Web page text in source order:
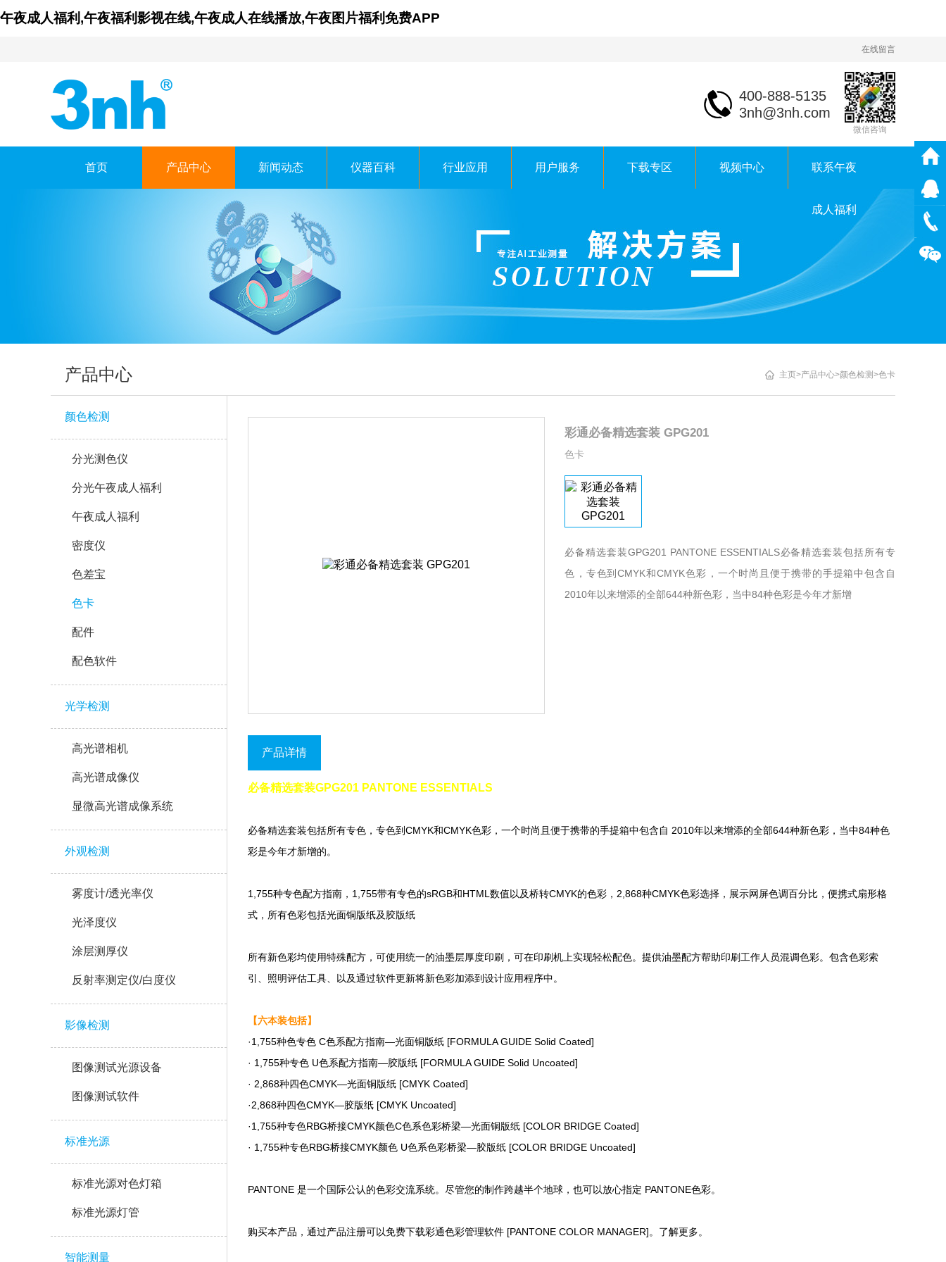
午夜成人福利,午夜福利影视在线,午夜成人在线播放,午夜图片福利免费APP
在线留言
广东午夜福利影视在线时科技有限公司
GUANGDONG THREENH TECHNOLOGY CO.，LTD.
微信咨询
400-888-5135
3nh@3nh.com
首页 产品中心 新闻动态 仪器百科 行业应用 用户服务 下载专区 视频中心 联系午夜
成人福利
产品中心
颜色检测
分光测色仪
分光午夜成人福利
午夜成人福利
密度仪
色差宝
色卡
配件
配色软件
光学检测
高光谱相机
高光谱成像仪
显微高光谱成像系统
外观检测
雾度计/透光率仪
光泽度仪
涂层测厚仪
反射率测定仪/白度仪
影像检测
图像测试光源设备
图像测试软件
标准光源
标准光源对色灯箱
标准光源灯管
智能测量
主页>产品中心>颜色检测 >色卡
彩通必备精选套装 GPG201
色卡
必备精选套装GPG201 PANTONE ESSENTIALS必备精选套装包括所有专
色，专色到CMYK和CMYK色彩，一个时尚且便于携带的手提箱中包含自
2010年以来增添的全部644种新色彩，当中84种色彩是今年才新增
产品详情
必备精选套装GPG201 PANTONE ESSENTIALS
必备精选套装包括所有专色，专色到CMYK和CMYK色彩，一个时尚且便于携带的手提箱中包含自 2010年以来增添的全部644种新色彩，当中84种色
彩是今年才新增的。
1,755种专色配方指南，1,755带有专色的sRGB和HTML数值以及桥转CMYK的色彩，2,868种CMYK色彩选择，展示网屏色调百分比，便携式扇形格
式，所有色彩包括光面铜版纸及胶版纸
所有新色彩均使用特殊配方，可使用统一的油墨层厚度印刷，可在印刷机上实现轻松配色。提供油墨配方帮助印刷工作人员混调色彩。包含色彩索
引、照明评估工具、以及通过软件更新将新色彩加添到设计应用程序中。
【六本装包括】
·1,755种色专色 C色系配方指南—光面铜版纸 [FORMULA GUIDE Solid Coated]
· 1,755种专色 U色系配方指南—胶版纸 [FORMULA GUIDE Solid Uncoated]
· 2,868种四色CMYK—光面铜版纸 [CMYK Coated]
·2,868种四色CMYK—胶版纸 [CMYK Uncoated]
·1,755种专色RBG桥接CMYK颜色C色系色彩桥梁—光面铜版纸 [COLOR BRIDGE Coated]
· 1,755种专色RBG桥接CMYK颜色 U色系色彩桥梁—胶版纸 [COLOR BRIDGE Uncoated]
PANTONE 是一个国际公认的色彩交流系统。尽管您的制作跨越半个地球，也可以放心指定 PANTONE色彩。
购买本产品，通过产品注册可以免费下载彩通色彩管理软件 [PANTONE COLOR MANAGER]。了解更多。